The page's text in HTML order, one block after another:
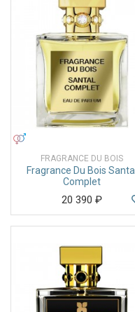
FRAGRANCE DU BOIS
Fragrance Du Bois Santal
Complet
20 390 ₽